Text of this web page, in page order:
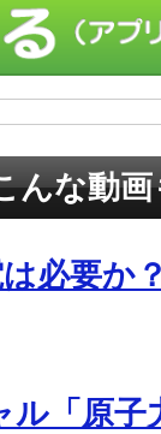
んな動
は必要か
ル「原子